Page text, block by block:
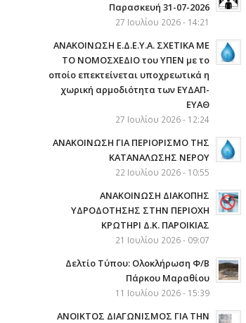
Παρασκευή 31-07-2026
27 Ιουλίου 2026 - 14:21
ΑΝΑΚΟΙΝΩΣΗ Ε.Δ.Ε.Υ.Α. ΣΧΕΤΙΚΑ ΜΕ
ΤΟ ΝΟΜΟΣΧΕΔΙΟ του ΥΠΕΝ με το
οποίο επεκτείνεται υποχρεωτικά η
χωρική αρμοδιότητα των ΕΥΔΑΠ-
ΕΥΑΘ
27 Ιουλίου 2026 - 12:24
ΑΝΑΚΟΙΝΩΣΗ ΓΙΑ ΠΕΡΙΟΡΙΣΜΟ ΤΗΣ
ΚΑΤΑΝΑΛΩΣΗΣ ΝΕΡΟΥ
22 Ιουλίου 2026 - 10:55
AΝΑΚΟΙΝΩΣΗ ΔΙΑΚΟΠΗΣ
ΥΔΡΟΔΟΤΗΣΗΣ ΣΤΗΝ ΠΕΡΙΟΧΗ
ΚΡΩΤΗΡΙ Δ.Κ. ΠΑΡΟΙΚΙΑΣ
21 Ιουλίου 2026 - 09:07
Δελτίο Τύπου: Ολοκλήρωση Φ/Β
Πάρκου Μαραθίου
11 Ιουλίου 2026 - 15:39
ΑΝΟΙΚΤΟΣ ΔΙΑΓΩΝΙΣΜΟΣ ΓΙΑ ΤΗΝ